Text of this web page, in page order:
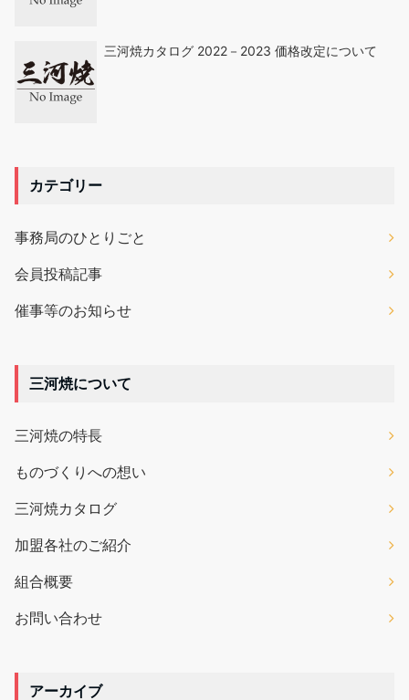
三河焼カタログ 2022－2023 価格改定について
カテゴリー
事務局のひとりごと
会員投稿記事
催事等のお知らせ
三河焼について
三河焼の特長
ものづくりへの想い
三河焼カタログ
加盟各社のご紹介
組合概要
お問い合わせ
アーカイブ